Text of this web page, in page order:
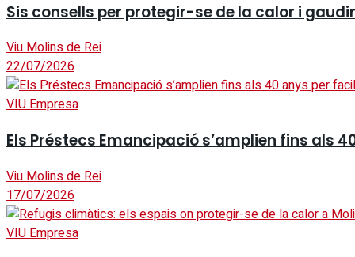
Sis consells per protegir-se de la calor i
Viu Molins de Rei
22/07/2026
VIU Empresa
Els Préstecs Emancipació s’amplien fins
Viu Molins de Rei
17/07/2026
VIU Empresa